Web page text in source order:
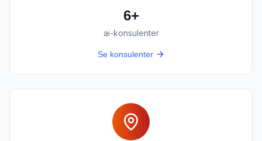
6+
ai-konsulenter
Se konsulenter